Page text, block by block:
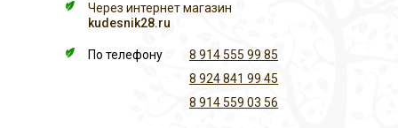
8 914 555 99 85
8 924 841 99 45
По телефону
8 914 559 03 56
Через интернет магазин
kudesnik28.ru